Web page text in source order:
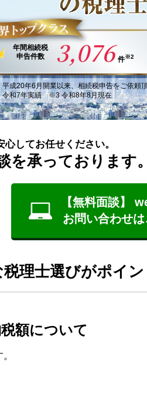
年間相続税
申告件数
3,076 件※2
平成20年6月開業以来、相続税申告をご依頼
和7年実績 ※3 令和8年8月現在
してお任せください。
を承っております。
【無料面談】
お問い合わせは
理士選びがポイン
額について